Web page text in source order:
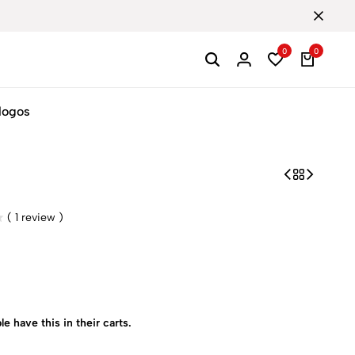
0 0
( 1 review )
have this in their carts.